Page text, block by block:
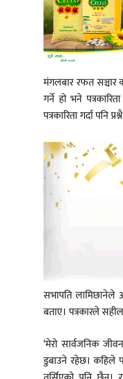
मंगलबार रफत सञ्चार
गर्ने हो भने
पत्रकारिता गर्दा पनि
सभापति
बताए। पत्रकारले
‘मेरो सार्वजनिक
डुबाउने रहेछ। कहिले